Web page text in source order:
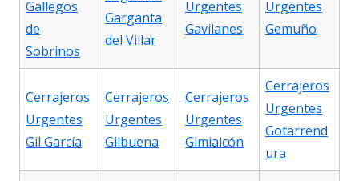
Gallegos
de
Sobrinos
Garganta
del Villar
Urgentes
Gavilanes
Urgentes
Gemuño
Cerrajeros
Urgentes
Gil García
Cerrajeros
Urgentes
Gilbuena
Cerrajeros
Urgentes
Gimialcón
Cerrajeros
Urgentes
Gotarrend
ura